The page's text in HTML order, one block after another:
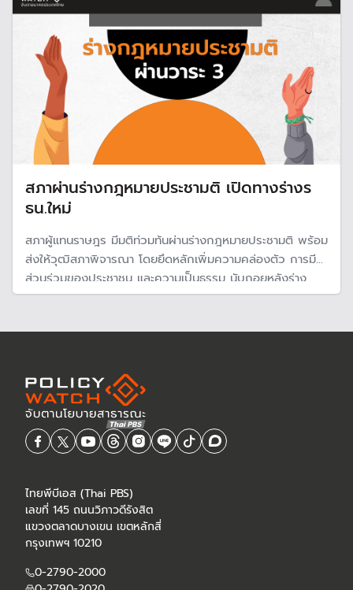
สภาผ่านร่างกฎหมายประชามติ เปิดทางร่างร
ธน.ใหม่
สภาผู้แทนราษฎร มีมติท่วมท้นผ่านร่างกฎหมายประชามติ พร้อม
ส่งให้วุฒิสภาพิจารณา โดยยึดหลักเพิ่มความคล่องตัว การมี
ส่วนร่วมของประชาชน และความเป็นธรรม นับถอยหลังร่าง
รัฐธรรมนูญ
ไทยพีบีเอส (Thai PBS)
เลขที่ 145 ถนนวิภาวดีรังสิต
แขวงตลาดบางเขน เขตหลักสี่
กรุงเทพฯ 10210
0-2790-2000